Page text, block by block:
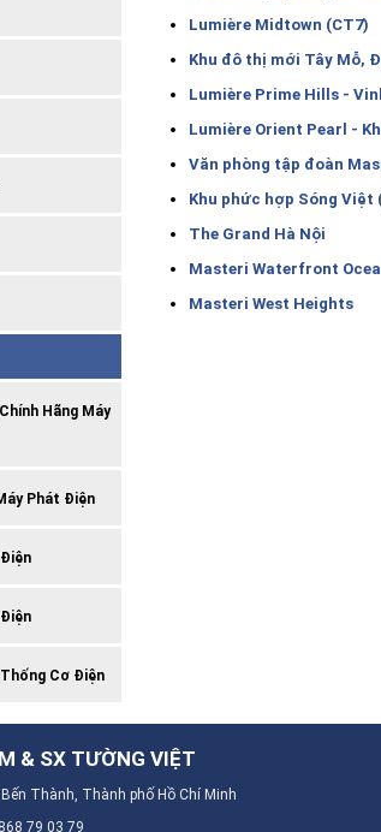
Lumière Midtown (CT7)
Khu đô thị mới Tây Mỗ,
Lumière Prime Hills -
Lumière Orient Pearl -
Văn phòng tập đoàn
Khu phức hợp Sóng
The Grand Hà Nội
Masteri Waterfront
Masteri West Heights
Hãng Máy
Phát Điện
Cơ Điện
& SX TƯỜNG VIỆT
Thành, Thành phố Hồ Chí Minh
79 03 79